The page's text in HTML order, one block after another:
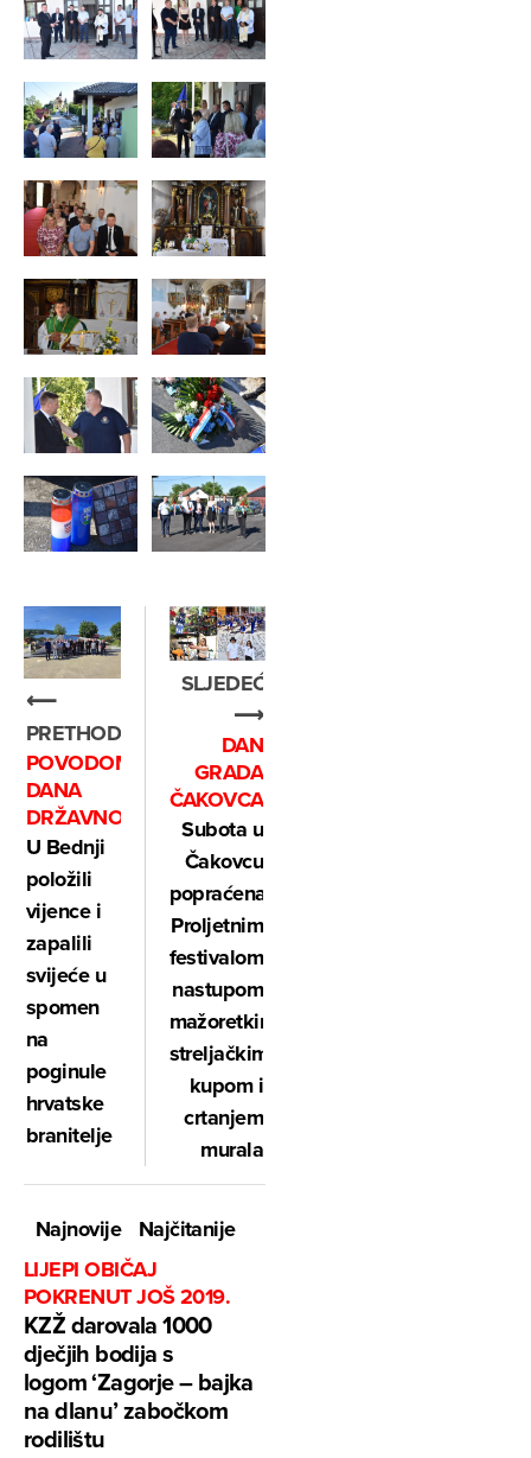
⟵
PRETHODNO
POVODOM
DANA
DRŽAVNOSTI
U Bednji
položili
vijence i
zapalili
svijeće u
spomen
na
poginule
hrvatske
branitelje
SLJEDEĆE
⟶
DAN
GRADA
ČAKOVCA
Subota u
Čakovcu
popraćena
Proljetnim
festivalom,
nastupom
mažoretkinja,
streljačkim
kupom i
crtanjem
murala
Najnovije
Najčitanije
LIJEPI OBIČAJ
POKRENUT JOŠ 2019.
KZŽ darovala 1000
dječjih bodija s
logom ‘Zagorje – bajka
na dlanu’ zabočkom
rodilištu